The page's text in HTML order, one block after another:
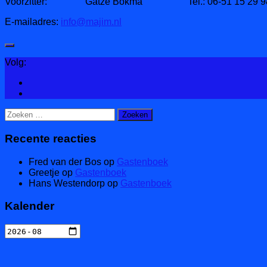
E-mailadres: info@majim.nl
Volg:
Zoeken
naar:
Recente reacties
Fred van der Bos op Gastenboek
Greetje op Gastenboek
Hans Westendorp op Gastenboek
Kalender